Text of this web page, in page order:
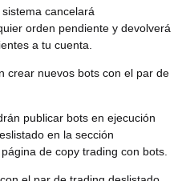
cancelará
orden pendiente y devolverá
a tu cuenta.
crear nuevos bots con el par de
publicar bots en ejecución
en la sección
de copy trading con bots.